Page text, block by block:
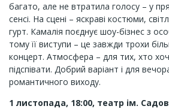
багато, але не втратила голосу – у
сенсі. На сцені – яскраві костюми,
гурт. Камалія поєднує шоу-бізнес з
тому її виступи – це завжди трохи
концерт. Атмосфера – для тих, хто
підспівати. Добрий варіант і для
романтичного виходу.
1 листопада, 18:00, театр ім.